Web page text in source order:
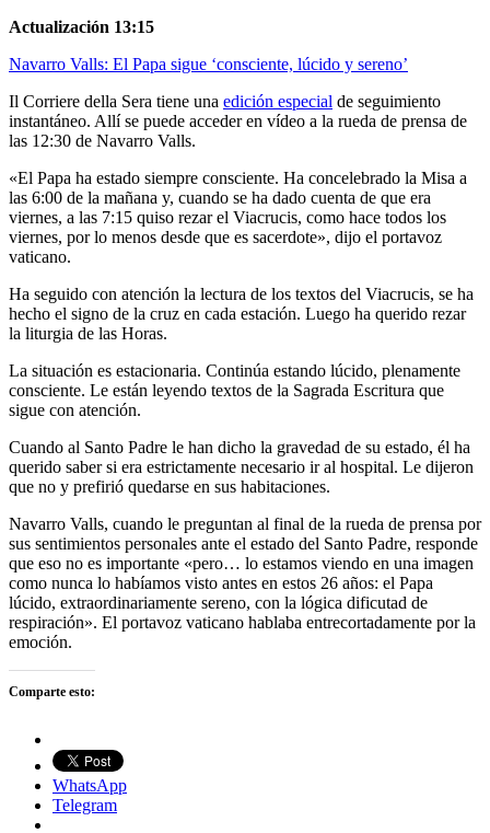
Actualización 13:15
Navarro Valls: El Papa sigue ‘consciente, lúcido y sereno’
Il Corriere della Sera tiene una edición especial de seguimiento
instantáneo. Allí se puede acceder en vídeo a la rueda de prensa de
las 12:30 de Navarro Valls.
«El Papa ha estado siempre consciente. Ha concelebrado la Misa a
las 6:00 de la mañana y, cuando se ha dado cuenta de que era
viernes, a las 7:15 quiso rezar el Viacrucis, como hace todos los
viernes, por lo menos desde que es sacerdote», dijo el portavoz
vaticano.
Ha seguido con atención la lectura de los textos del Viacrucis, se ha
hecho el signo de la cruz en cada estación. Luego ha querido rezar
la liturgia de las Horas.
La situación es estacionaria. Continúa estando lúcido, plenamente
consciente. Le están leyendo textos de la Sagrada Escritura que
sigue con atención.
Cuando al Santo Padre le han dicho la gravedad de su estado, él ha
querido saber si era estrictamente necesario ir al hospital. Le dijeron
que no y prefirió quedarse en sus habitaciones.
Navarro Valls, cuando le preguntan al final de la rueda de prensa por
sus sentimientos personales ante el estado del Santo Padre, responde
que eso no es importante «pero… lo estamos viendo en una imagen
como nunca lo habíamos visto antes en estos 26 años: el Papa
lúcido, extraordinariamente sereno, con la lógica dificutad de
respiración». El portavoz vaticano hablaba entrecortadamente por la
emoción.
Comparte esto:
WhatsApp
Telegram